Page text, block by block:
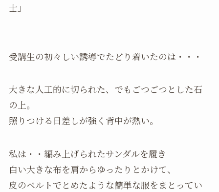
士」
受講生の初々しい誘導でたどり着いたのは・・・
大きな人工的に切られた、でもごつごつとした石
の上。
照りつける日差しが強く背中が熱い。
私は・・編み上げられたサンダルを履き
白い大きな布を肩からゆったりとかけて、
皮のベルトでとめたような簡単な服をまとってい